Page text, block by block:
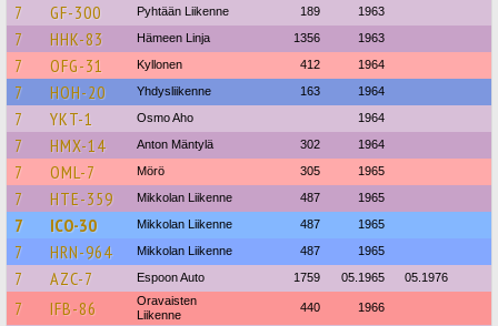
7 GF-300 Pyhtään Liikenne 189 1963
7 HHK-83 Hämeen Linja 1356 1963
7 OFG-31 Kyllonen 412 1964
7 HOH-20 Yhdysliikenne 163 1964
7 YKT-1 Osmo Aho 1964
7 HMX-14 Anton Mäntylä 302 1964
7 OML-7 Mörö 305 1965
7 HTE-359 Mikkolan Liikenne 487 1965
7 ICO-30 Mikkolan Liikenne 487 1965
7 HRN-964 Mikkolan Liikenne 487 1965
7 AZC-7 Espoon Auto 1759 05.1965 05.1976
7 IFB-86
Oravaisten
Liikenne
440 1966